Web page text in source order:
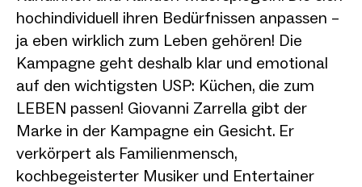
hochindividuell ihren Bedürfnissen anpassen –
ja eben wirklich zum Leben gehören! Die
Kampagne geht deshalb klar und emotional
auf den wichtigsten USP: Küchen, die zum
LEBEN passen! Giovanni Zarrella gibt der
Marke in der Kampagne ein Gesicht. Er
verkörpert als Familienmensch,
kochbegeisterter Musiker und Entertainer